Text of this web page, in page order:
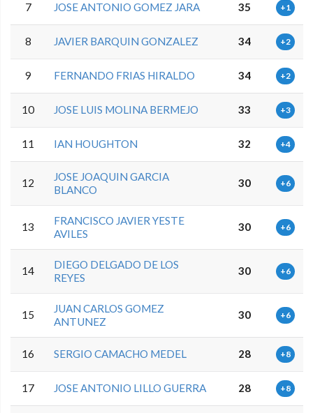
7 JOSE ANTONIO GOMEZ JARA 35 +1
8 JAVIER BARQUIN GONZALEZ 34 +2
9 FERNANDO FRIAS HIRALDO 34 +2
10 JOSE LUIS MOLINA BERMEJO 33 +3
11 IAN HOUGHTON 32 +4
12
JOSE JOAQUIN GARCIA
BLANCO
30 +6
13
FRANCISCO JAVIER YESTE
AVILES
30 +6
14
DIEGO DELGADO DE LOS
REYES
30 +6
15
JUAN CARLOS GOMEZ
ANTUNEZ
30 +6
16 SERGIO CAMACHO MEDEL 28 +8
17 JOSE ANTONIO LILLO GUERRA 28 +8